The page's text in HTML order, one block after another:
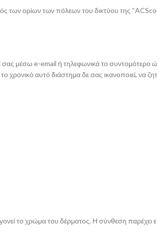
των ορίων των πόλεων του δικτύου της
σας μέσω e-email ή τηλεφωνικά το
χρονικό αυτό διάστημα δε σας ικανοποιεί, να
το χρώμα του δέρματος. Η σύνθεση